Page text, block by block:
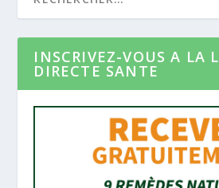
INSCRIVEZ-VOUS A LA
DIRECTE SANTE